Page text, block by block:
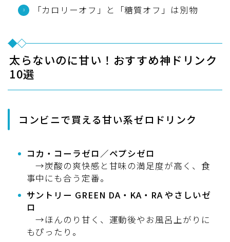
「カロリーオフ」と「糖質オフ」は別物
太らないのに甘い！おすすめ神ドリンク
10選
コンビニで買える甘い系ゼロドリンク
コカ・コーラゼロ／ペプシゼロ
→炭酸の爽快感と甘味の満足度が高く、食
事中にも合う定番。
サントリー GREEN DA・KA・RA やさしいゼ
ロ
→ほんのり甘く、運動後やお風呂上がりに
もぴったり。